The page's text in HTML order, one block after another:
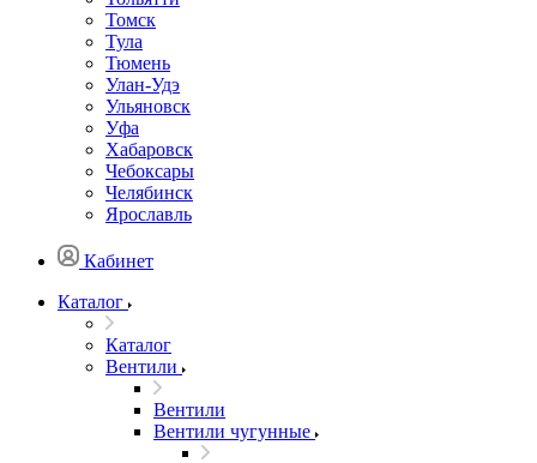
Томск
Тула
Тюмень
Улан-Удэ
Ульяновск
Уфа
Хабаровск
Чебоксары
Челябинск
Ярославль
Кабинет
Каталог
Каталог
Вентили
Вентили
Вентили чугунные